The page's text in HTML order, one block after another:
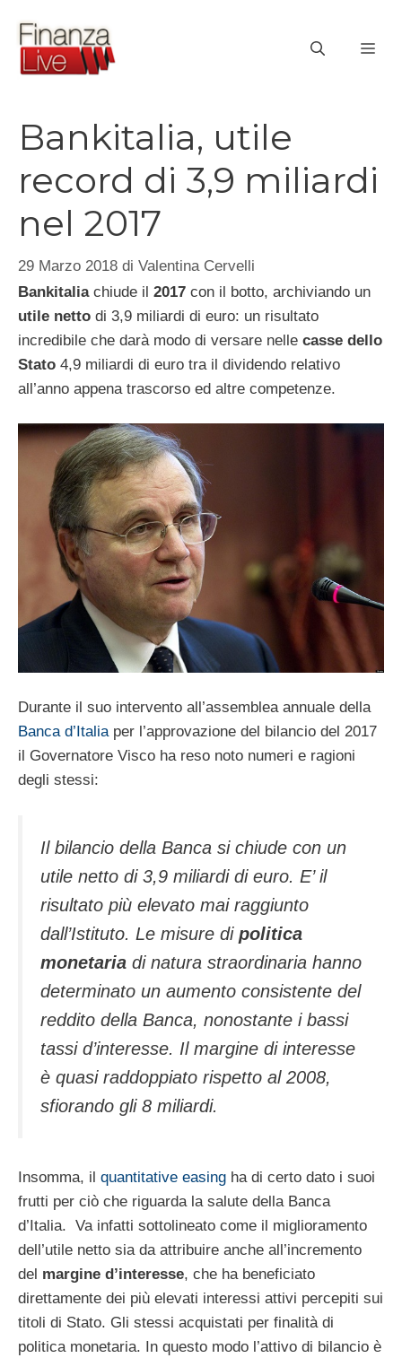
contenuto
Bankitalia, utile
record di 3,9 miliardi
nel 2017
29 Marzo 2018 di Valentina Cervelli
Bankitaliachiude il 2017 con il botto, archiviando un
utile netto di 3,9 miliardi di euro: un risultato
incredibile che darà modo di versare nelle casse dello
Stato 4,9 miliardi di euro tra il dividendo relativo
all’anno appena trascorso ed altre competenze.
Durante il suo intervento all’assemblea annuale della
Banca d’Italiaper l’approvazione del bilancio del 2017
il Governatore Visco ha reso noto numeri e ragioni
degli stessi:
Il bilancio della Banca si chiude con un
utile netto di 3,9 miliardi di euro. E’ il
risultato più elevato mai raggiunto
dall’Istituto. Le misure di politica
monetaria di natura straordinaria hanno
determinato un aumento consistente del
reddito della Banca, nonostante i bassi
tassi d’interesse. Il margine di interesse
è quasi raddoppiato rispetto al 2008,
sfiorando gli 8 miliardi.
Insomma, il quantitative easing ha di certo dato i suoi
frutti per ciò che riguarda la salute della Banca
d’Italia. Va infatti sottolineato come il miglioramento
dell’utile netto sia da attribuire anche all’incremento
del margine d’interesse, che ha beneficiato
direttamente dei più elevati interessi attivi percepiti sui
titoli di Stato. Gli stessi acquistati per finalità di
politica monetaria. In questo modo l’attivo di bilancio è